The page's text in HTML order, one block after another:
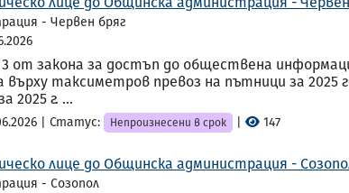
- Червен бряг
3 от закона за достъп до обществена
върху таксиметров превоз на пътници за
2025 г. ...
| Статус: Непроизнесени в срок 147
лице до Общинска администрация -
- Созопол